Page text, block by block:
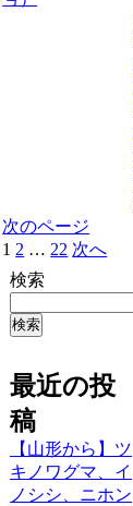
次のページ
1 2 … 22 次へ
検索
検索
最近の投
稿
【山形から】ツ
キノワグマ、イ
ノシシ、ニホン